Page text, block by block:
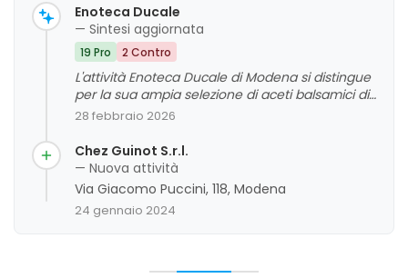
Enoteca Ducale
— Sintesi aggiornata
19 Pro 2 Contro
L'attività Enoteca Ducale di Modena si distingue
per la sua ampia selezione di aceti balsamici di
alta qualità, accompagnata da un personale
apprezzano particolarmente la professionalità
dello staff, le degustazioni personalizzate e la
capacità di spiegare dettagliatamente le
differenze tra i prodotti, offrendo un'esperienza
di acquisto coinvolgente e educativa. La varietà
riferimento per gli appassionati e i turisti. La
28 febbraio 2026
Chez Guinot S.r.l.
— Nuova attività
Via Giacomo Puccini, 118, Modena
24 gennaio 2024